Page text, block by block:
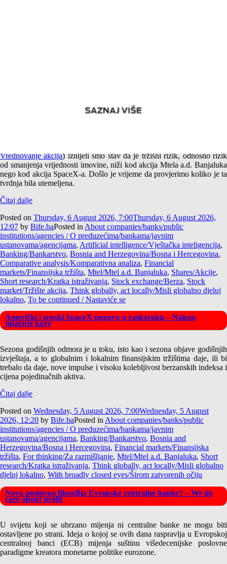
Empirijska potvrda različitog tržišnog rizika akcija Mtela a.d.
Vrednovanje akcija) iznijeli smo stav da je tržišni rizik, odnosno rizik
od smanjenja vrijednosti imovine, niži kod akcija Mtela a.d. Banjaluka
nego kod akcija SpaceX-a. Došlo je vrijeme da provjerimo koliko je ta
tvrdnja bila utemeljena.
Čitaj dalje
Posted on Thursday, 6 August 2026, 7:00Thursday, 6 August 2026,
12:07 by Bife.baPosted in About companies/banks/public
institutions/agencies / O preduzećima/bankama/javnim
ustanovama/agencijama, Artificial intelligence/Vještačka inteligencija,
Banking/Bankarstvo, Bosnia and Herzegovina/Bosna i Hercegovina,
Comparative analysis/Komparativna analiza, Financial
markets/Finansijska tržišta, Mtel/Mtel a.d. Banjaluka, Shares/Akcije,
Short research/Kratka istraživanja, Stock exchange/Berza, Stock
market/Tržište akcija, Think globally, act locally/Misli globalno djeluj
lokalno, To be continued / Nastaviće se
Američki i srpski SpaceX ponovo u raskoraku – Nakon
jutarnje kave
Sezona godišnjih odmora je u toku, isto kao i sezona objave godišnjih
izvještaja, a to globalnim i lokalnim finansijskim tržištima daje, ili bi
trebalo da daje, nove impulse i visoku kolebljivost berzanskih indeksa i
cijena pojedinačnih aktiva.
Čitaj dalje
Posted on Wednesday, 5 August 2026, 7:00Wednesday, 5 August
2026, 12:20 by Bife.baPosted inAbout companies/banks/public
institutions/agencies / O preduzećima/bankama/javnim
ustanovama/agencijama, Banking/Bankarstvo, Bosnia and
Herzegovina/Bosna i Hercegovina, Financial markets/Finansijska
tržišta, For thinking/Za razmišljanje, Mtel/Mtel a.d. Banjaluka, Short
research/Kratka istraživanja, Think globally, act locally/Misli globalno
djeluj lokalno, With broadly closed eyes/Širom zatvorenih očiju
Nova poslovna filosofija Evropske centralne banke? – We do
care about profit
U svijetu koji se ubrzano mijenja ni centralne banke ne mogu biti
ostavljene po strani. Ideja o kojoj se ovih dana raspravlja u Evropskoj
centralnoj banci (ECB) mijenja suštinu višedecenijske poslovne
paradigme kreatora monetarne politike eurozone.